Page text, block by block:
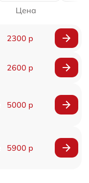
Цена
2300 р
2600 р
5000 р
5900 р